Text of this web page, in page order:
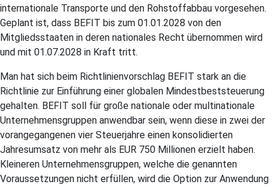
internationale Transporte und den Rohstoffabbau vorgesehen.
Geplant ist, dass BEFIT bis zum 01.01.2028 von den
Mitgliedsstaaten in deren nationales Recht übernommen wird
und mit 01.07.2028 in Kraft tritt.
Man hat sich beim Richtlinienvorschlag BEFIT stark an die
Richtlinie zur Einführung einer globalen Mindestbeststeuerung
gehalten. BEFIT soll für große nationale oder multinationale
Unternehmensgruppen anwendbar sein, wenn diese in zwei der
vorangegangenen vier Steuerjahre einen konsolidierten
Jahresumsatz von mehr als EUR 750 Millionen erzielt haben.
Kleineren Unternehmensgruppen, welche die genannten
Voraussetzungen nicht erfüllen, wird die Option zur Anwendung